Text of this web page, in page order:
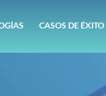
CASOS DE ÉXITO